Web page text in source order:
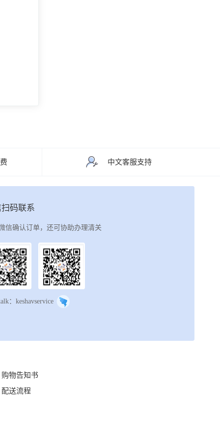
中文客服支持
码联系
信确认订单，还可协助办理清关
：keshavservice
购物告知书
配送流程